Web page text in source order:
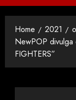
Home 2021
NewPOP
FIGHTERS”